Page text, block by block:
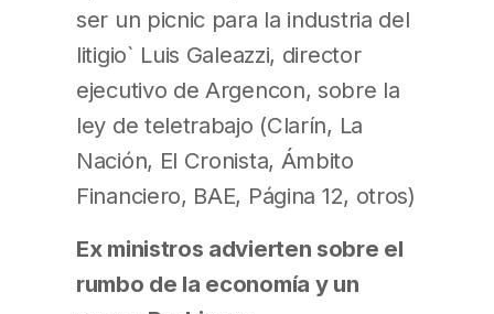
ser un picnic para la industria del
litigio` Luis Galeazzi, director
ejecutivo de Argencon, sobre la
ley de teletrabajo (Clarín, La
Nación, El Cronista, Ámbito
Financiero, BAE, Página 12, otros)
Ex ministros advierten sobre el
rumbo de la economía y un